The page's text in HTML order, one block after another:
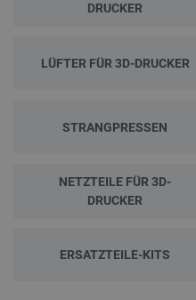
DRUCKER
LÜFTER FÜR 3D-DRUCKER
STRANGPRESSEN
NETZTEILE FÜR 3D-
DRUCKER
ERSATZTEILE-KITS